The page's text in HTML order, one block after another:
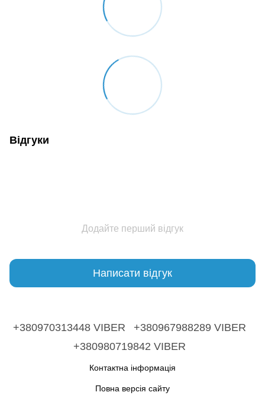
Відгуки
Додайте перший відгук
Написати відгук
+380970313448 VIBER
+380967988289 VIBER
+380980719842 VIBER
Контактна інформація
Повна версія сайту